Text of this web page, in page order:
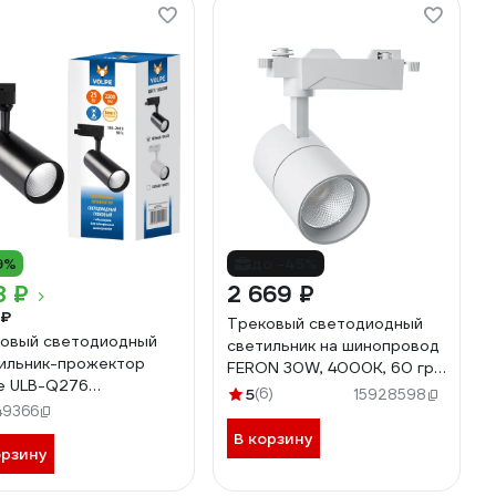
₽
светодиодный
прожектор
ULB-Q276
3000К BLACK UL-
2 669 ₽
Трековый светодиодный
светильник на шинопровод
FERON 30W, 4000К, 60 гр,
белый, AL103 32521
5(6) 15928598
В корзину